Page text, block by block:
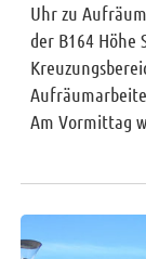
Uhr zu
der B164 Höhe
Am Vormittag